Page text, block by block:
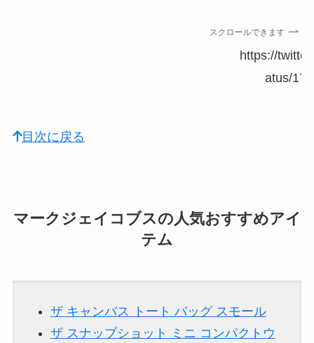
スクロールできます
https://
atus/
目次に戻る
マークジェイコブスの人気おすすめアイ
テム
ザ キャンバス トート バッグ スモール
ザ スナップショット ミニ コンパクトウ